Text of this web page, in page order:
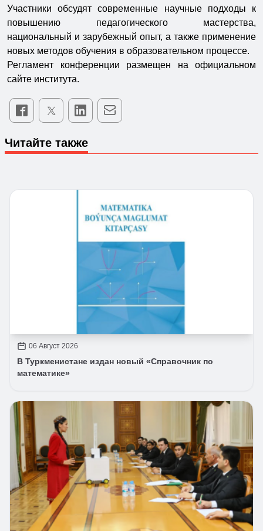
Участники обсудят современные научные подходы к
повышению педагогического мастерства,
национальный и зарубежный опыт, а также применение
новых методов обучения в образовательном процессе.
Регламент конференции размещен на официальном
сайте института.
Читайте также
06 Август 2026
В Туркменистане издан новый «Справочник по
математике»